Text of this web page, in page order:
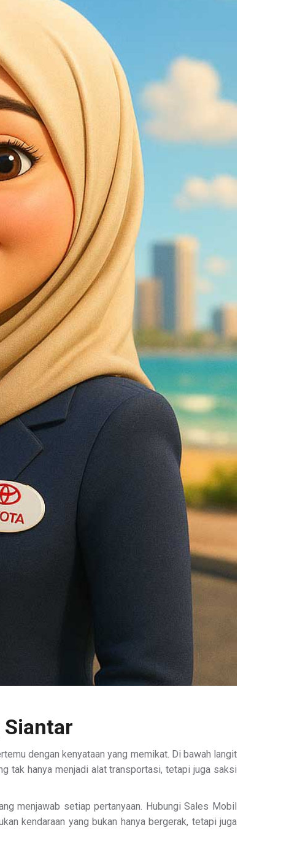
Siantar
dengan kenyataan yang memikat. Di bawah langit
tak hanya menjadi alat transportasi, tetapi juga saksi
menjawab setiap pertanyaan. Hubungi Sales Mobil
kendaraan yang bukan hanya bergerak, tetapi juga